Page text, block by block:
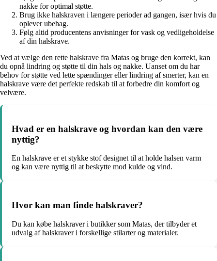
nakke for optimal støtte.
Brug ikke halskraven i længere perioder ad gangen, især hvis du
oplever ubehag.
Følg altid producentens anvisninger for vask og vedligeholdelse
af din halskrave.
Ved at vælge den rette halskrave fra Matas og bruge den korrekt, kan
du opnå lindring og støtte til din hals og nakke. Uanset om du har
behov for støtte ved lette spændinger eller lindring af smerter, kan en
halskrave være det perfekte redskab til at forbedre din komfort og
velvære.
Hvad er en halskrave og hvordan kan den være
nyttig?
En halskrave er et stykke stof designet til at holde halsen varm
og kan være nyttig til at beskytte mod kulde og vind.
Hvor kan man finde halskraver?
Du kan købe halskraver i butikker som Matas, der tilbyder et
udvalg af halskraver i forskellige stilarter og materialer.